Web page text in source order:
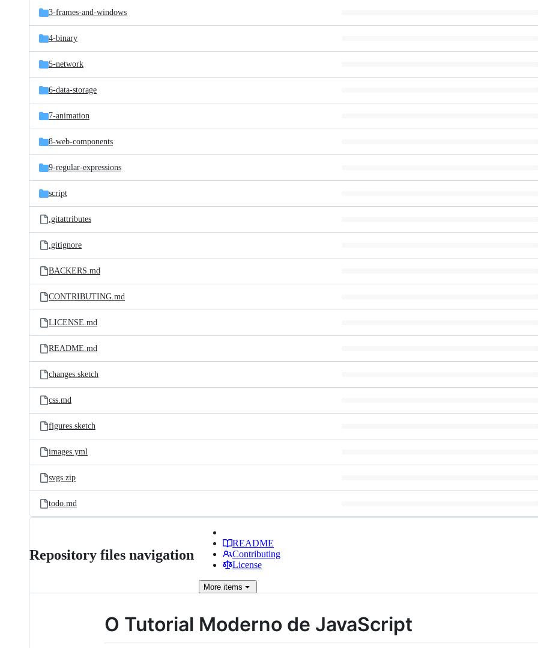
3-frames-and-windows
4-binary
5-network
6-data-storage
7-animation
8-web-components
9-regular-expressions
script
.gitattributes
.gitignore
BACKERS.md
CONTRIBUTING.md
LICENSE.md
README.md
changes.sketch
css.md
figures.sketch
images.yml
svgs.zip
todo.md
Repository files navigation
README
Contributing
License
More items
O Tutorial Moderno de JavaScript